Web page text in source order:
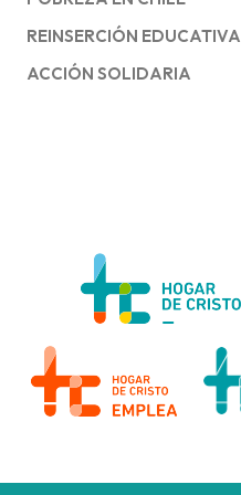
REINSERCIÓN EDUCATIVA
ACCIÓN SOLIDARIA